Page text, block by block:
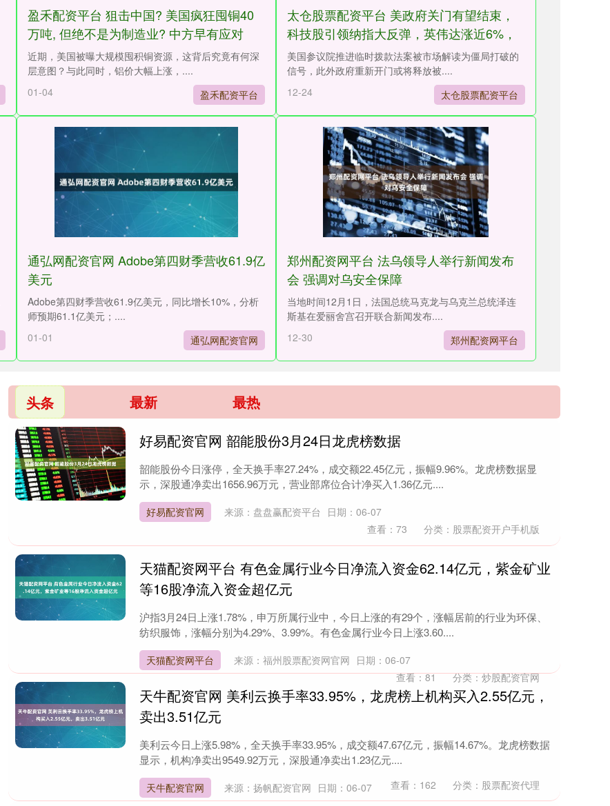
盈禾配资平台 狙击中国? 美国疯狂囤铜40
万吨, 但绝不是为制造业? 中方早有应对
近期，美国被曝大规模囤积铜资源，这背后究竟有何深
层意图？与此同时，铝价大幅上涨，....
01-04
盈禾配资平台
太仓股票配资平台 美政府关门有望结束，
科技股引领纳指大反弹，英伟达涨近6%，
金银大涨
美国参议院推进临时拨款法案被市场解读为僵局打破的
信号，此外政府重新开门或将释放被....
12-24
太仓股票配资平台
通弘网配资官网 Adobe第四财季营收61.9亿
美元
Adobe第四财季营收61.9亿美元，同比增长10%，分析
师预期61.1亿美元；....
01-01
通弘网配资官网
郑州配资网平台 法乌领导人举行新闻发布
会 强调对乌安全保障
当地时间12月1日，法国总统马克龙与乌克兰总统泽连
斯基在爱丽舍宫召开联合新闻发布....
12-30
郑州配资网平台
头条 最新
最热
好易配资官网 韶能股份3月24日龙虎榜数据
韶能股份今日涨停，全天换手率27.24%，成交额22.45亿元，振幅9.96%。龙虎榜数据显
示，深股通净卖出1656.96万元，营业部席位合计净买入1.36亿元....
好易配资官网 来源：盘盘赢配资平台 日期：06-07
查看： 73 分类： 股票配资开户手机版
天猫配资网平台 有色金属行业今日净流入资金62.14亿元，紫金矿业
等16股净流入资金超亿元
沪指3月24日上涨1.78%，申万所属行业中，今日上涨的有29个，涨幅居前的行业为环保、
纺织服饰，涨幅分别为4.29%、3.99%。有色金属行业今日上涨3.60....
天猫配资网平台 来源：福州股票配资网官网 日期：06-07
查看：81 分类：炒股配资官网
天牛配资官网 美利云换手率33.95%，龙虎榜上机构买入2.55亿元，
卖出3.51亿元
美利云今日上涨5.98%，全天换手率33.95%，成交额47.67亿元，振幅14.67%。龙虎榜数据
显示，机构净卖出9549.92万元，深股通净卖出1.23亿元....
天牛配资官网 来源：扬帆配资官网 日期：06-07 查看： 162 分类： 股票配资代理